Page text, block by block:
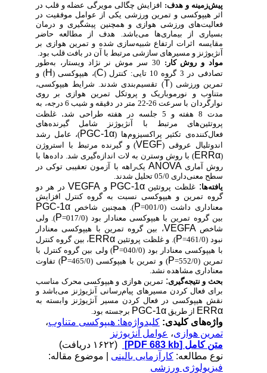
پیش‌زمینه و هدف: افزایش چگالی مویرگی عضله و قلب در
اثرهیپوکسی و تمرین ورزشییکی از عوامل موفقیت در
فعالیت‌های ورزشی هوازی و همچنین پیشگیری و درمان
بسیاری از بیماری‌ها می‌باشد. هدف از مطالعه حاضر
مقایسه اثرات ارتفاع شبیه‌سازی شده و تمرین هوازی بر
آنژیوژنز و مسیرهای سازشی مرتبط با آن در بافت قلب بود.
مواد و روش کار:
30 سر موش نر نژاد ویستار، به‌طور
تصادفی در 3 گروه 10 تایی: کنترل (
C)، هیپوکسی (H ) و
تمرین ورزشی (T) تقسیم‌بندی شدند. شرایط هیپوکسی،
متناوب و نورموباریک و پروتکل تمرین هوازی بر روی
نوارگردان با سرعت 26-22 متر در دقیقه و شیب 6 درجه، به
مدت 8 هفته و 5 جلسه در هفته طراحی شد
.غلظت
پروتئین‌های مرتبط با آنژیوژنز شامل گیرنده‌های
فعال‌کننده‌ی تکثیر پراکسیزوم‌ها (PGC-1α)، عامل رشد
اندوتلیال عروقی (VEGF ) و گیرنده مرتبط با استروژن
ERRα ) با روش وسترن به لات اندازه‌گیری شد. داده‌ها با
روش آماریANOVAیک‌راهه با آزمون تعقیبی توکی در
سطح معنی‌داری 05/0 تحلیل شدند.
یافته‌ها:غلظت پروتئین ‌PGC-1αو VEGFA در هر دو
گروه تمرین و هیپوکسی نسبت به گروه کنترل افزایش
معناداری داشت (001/0=
P). همچنین شاخص PGC-1α
بین گروه تمرین با هیپوکسی معنادار بود (017/0= P). ولی
شاخص VEGFA ، بین گروه تمرین با هیپوکسی معنادار
نبود (461/0=
P). و غلظت پروتئینERRα ، بین گروه کنترل
با هیپوکسی معنادار بود (040/0=
P) ولی بین گروه کنترل با
تمرین (552/0=
P) و تمرین با هیپوکسی (465/0= P) تفاوت
معناداری مشاهده نشد.
بحث و نتیجه‌گیری :تمرین هوازی و هیپوکسی محرک مناسب
برای فعال کردن مسیرهای پیام‌رسانی آنژیوژنز می‌باشد و
نقش هیپوکسی در فعال کردن مسیر آنژیوژنز وابسته به
ERRα از طریقPGC-1αبرجسته بود.
واژه‌های کلیدی:کلیدواژه‌ها: هیپوکسی متناوب،
تمرین هوازی،عوامل آنژیوژنز
متن کامل[PDF 683 kb]
نوع مطالعه:کارآزمایی بالینی| موضوع مقاله:
فیزیولوژی ورزشی